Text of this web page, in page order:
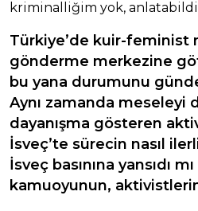
kriminalliğim yok,
Türkiye’de kuir-feminist
gönderme merkezine
bu yana durumunu
Aynı zamanda meseleyi
dayanışma gösteren
İsveç’te sürecin nasıl
İsveç basınına yansıdı
kamuoyunun, aktivistlerin